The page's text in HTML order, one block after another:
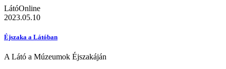
LátóOnline
2023.05.10
Éjszaka a Látóban
A Látó a Múzeumok Éjszakáján